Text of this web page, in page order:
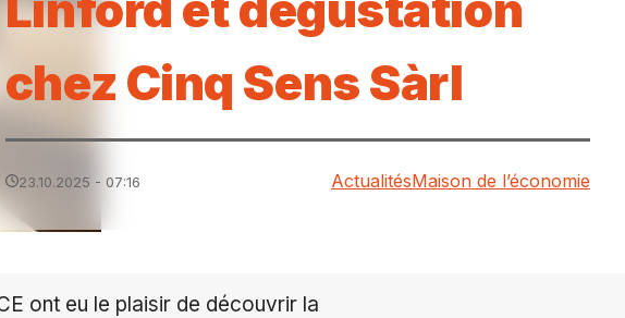
chez Cinq Sens Sàrl
23.10.2025 - 07:16 ActualitésMaison de l’économie
ont eu le plaisir de découvrir la